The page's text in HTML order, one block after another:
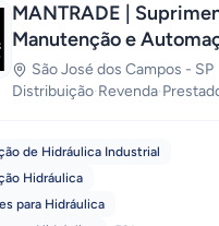
MANTRADE |
Manutenção e
São José dos Campos - SP
Distribuição·Revenda·
de Hidráulica Industrial
Hidráulica
para Hidráulica